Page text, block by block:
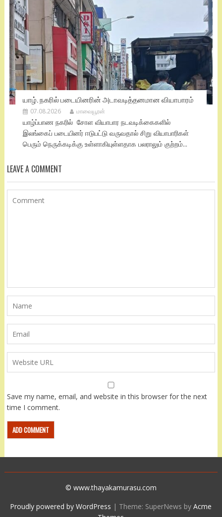
யாழ். நகரில் படையினரின் அடாவடித்தனமான வியாபாரம்
07.08.2026 மாவையூரன்
யாழ்ப்பாண நகரில் சோள வியாபார நடவடிக்கைகளில்
இலங்கைப் படையினர் ஈடுபட்டு வருவதால் சிறு வியாபாரிகள்
பெரும் நெருக்கடிக்கு உள்ளாகியுள்ளதாக பலராலும் குற்றம்...
LEAVE A COMMENT
Save my name, email, and website in this browser for the next
time I comment.
© www.thayakamurasu.com
Proudly powered by WordPress | Theme: SuperNews byAcme